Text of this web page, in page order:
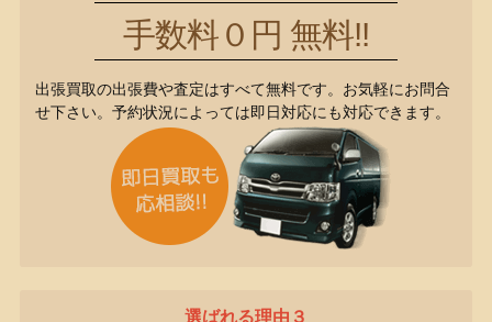
手数料０円 無料!!
出張買取の出張費や査定はすべて無料です。お気軽にお問合
せ下さい。予約状況によっては即日対応にも対応できます。
選ばれる理由３